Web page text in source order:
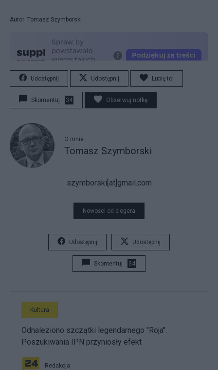
Autor: Tomasz Szymborski
Udostępnij Udostępnij Lubię to!
Skomentuj 34 Obserwuj notkę
O mnie
Tomasz Szymborski
szymborski[at]gmail.com
Nowości od blogera
Udostępnij Udostępnij
Skomentuj 34
Kultura
Odnaleziono szczątki legendarnego "Roja".
Poszukiwania IPN przyniosły efekt
Redakcja